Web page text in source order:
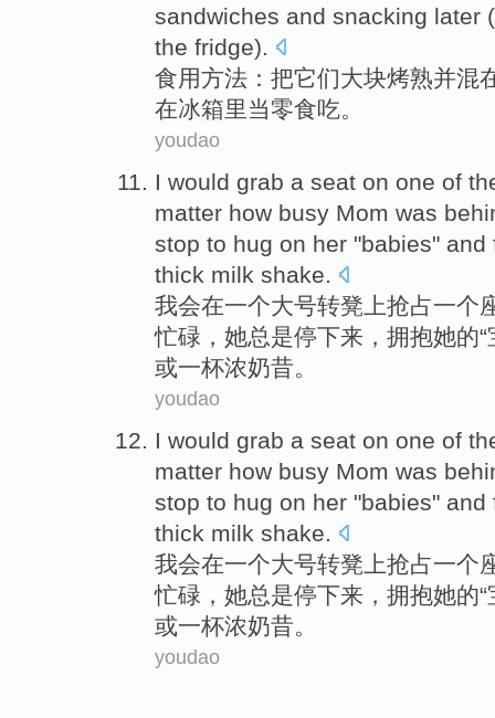
sandwiches and snacking later
the fridge).
食用方法 ：把它们大块烤熟并混
在冰箱里当零食吃。
youdao
I would grab a seat on one of
matter how busy Mom was
stop to hug on her "babies" and
thick milk shake.
我会在一个大号转凳上抢占一个
忙碌 ， 她总是停下来 ， 拥抱她的“
或一杯浓奶昔。
youdao
I would grab a seat on one of
matter how busy Mom was
stop to hug on her "babies" and
thick milk shake.
我会在一个大号转凳上抢占一个
忙碌 ， 她总是停下来 ， 拥抱她的“
或一杯浓奶昔。
youdao